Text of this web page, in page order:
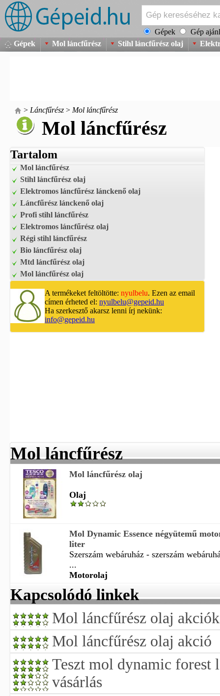
Gépek
Gép
Gépek
Mol láncfűrész Stihl láncfűrész olaj
> Láncfűrész > Mol láncfűrész
Mol láncfűrész
Tartalom
Mol láncfűrész
Stihl láncfűrész olaj
Elektromos láncfűrész lánckenő olaj
Láncfűrész lánckenő olaj
Profi stihl láncfűrész
Elektromos láncfűrész olaj
Régi stihl láncfűrész
Bio láncfűrész olaj
Mtd láncfűrész olaj
Mol láncfűrész olaj
A termékeket feltöltötte: nyulbelu. Ezen az email
címen érheted el: nyulbelu@gepeid.hu
Ha szerkesztő akarsz lenni írj nekünk:
info@gepeid.hu
Mol láncfűrész
Mol láncfűrész olaj
Olaj
Mol Dynamic Essence négyütemű
liter
Szerszám webáruház - szerszám
...
Motorolaj
Kapcsolódó linkek
Mol láncfűrész olaj akciók
Mol láncfűrész olaj akció
Teszt mol dynamic forest
vásárlás